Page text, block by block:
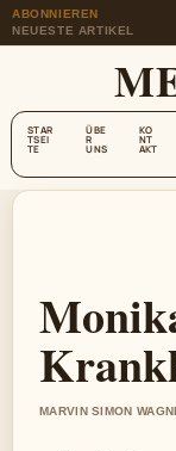
ABONNIEREN
NEUESTE ARTIKEL
STAR
TSEI
TE
ÜBE
R
UNS
KO
NT
AKT
MARVIN SIMON